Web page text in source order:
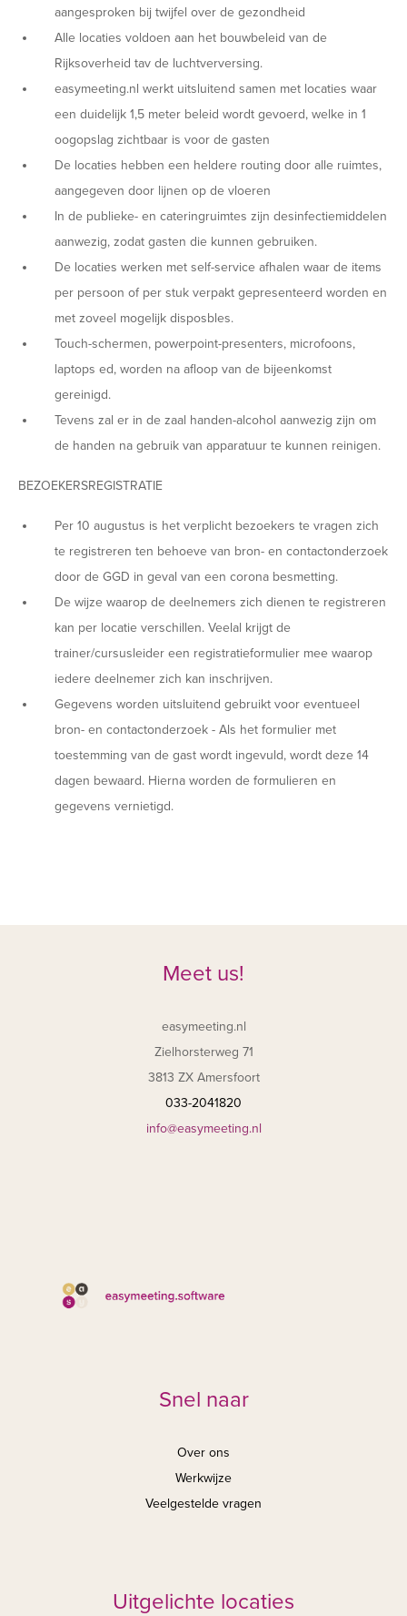
aangesproken bij twijfel over de gezondheid
Alle locaties voldoen aan het bouwbeleid van de
Rijksoverheid tav de luchtverversing.
easymeeting.nl werkt uitsluitend samen met locaties waar
een duidelijk 1,5 meter beleid wordt gevoerd, welke in 1
oogopslag zichtbaar is voor de gasten
De locaties hebben een heldere routing door alle ruimtes,
aangegeven door lijnen op de vloeren
In de publieke- en cateringruimtes zijn desinfectiemiddelen
aanwezig, zodat gasten die kunnen gebruiken.
De locaties werken met self-service afhalen waar de items
per persoon of per stuk verpakt gepresenteerd worden en
met zoveel mogelijk disposbles.
Touch-schermen, powerpoint-presenters, microfoons,
laptops ed, worden na afloop van de bijeenkomst
gereinigd.
Tevens zal er in de zaal handen-alcohol aanwezig zijn om
de handen na gebruik van apparatuur te kunnen reinigen.
BEZOEKERSREGISTRATIE
Per 10 augustus is het verplicht bezoekers te vragen zich
te registreren ten behoeve van bron- en contactonderzoek
door de GGD in geval van een corona besmetting.
De wijze waarop de deelnemers zich dienen te registreren
kan per locatie verschillen. Veelal krijgt de
trainer/cursusleider een registratieformulier mee waarop
iedere deelnemer zich kan inschrijven.
Gegevens worden uitsluitend gebruikt voor eventueel
bron- en contactonderzoek - Als het formulier met
toestemming van de gast wordt ingevuld, wordt deze 14
dagen bewaard. Hierna worden de formulieren en
gegevens vernietigd.
Meet us!
easymeeting.nl
Zielhorsterweg 71
3813 ZX Amersfoort
033-2041820
info@easymeeting.nl
Snel naar
Over ons
Werkwijze
Veelgestelde vragen
Uitgelichte locaties